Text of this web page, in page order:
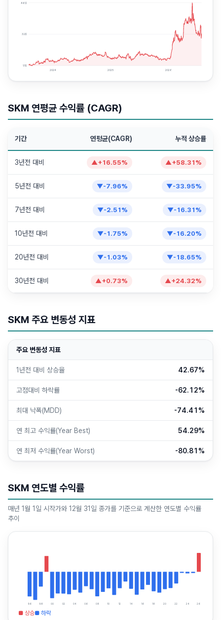
46$
32$
17$
2024 2025 2026
SKM 연평균 수익률 (CAGR)
기간 연평균(CAGR) 누적 상승률
3년전 대비 ▲+ 16.55% ▲+58.31 %
5년전 대비 ▼-7.96% ▼-33.95%
7년전 대비 ▼-2.51 % ▼-16.31 %
10년전 대비 ▼-1.75% ▼-16.20%
20년전 대비 ▼-1.03% ▼-18.65%
30년전 대비 ▲+0.73% ▲+24.32%
SKM 주요 변동성 지표
주요 변동성 지표
1년전 대비 상승율 42.67%
고점대비 하락률 -62.12%
최대 낙폭(MDD) -74.41%
연 최고 수익률(Year Best) 54.29%
연 최저 수익률(Year Worst) -80.81%
SKM 연도별 수익률
매년 1월 1일 시작가와 12월 31일 종가를 기준으로 계산한 연도별 수익률
추이
96 98 00 02 04 06 08 10 12 14 16 18 20 22 24 26
■ 상승■ 하락